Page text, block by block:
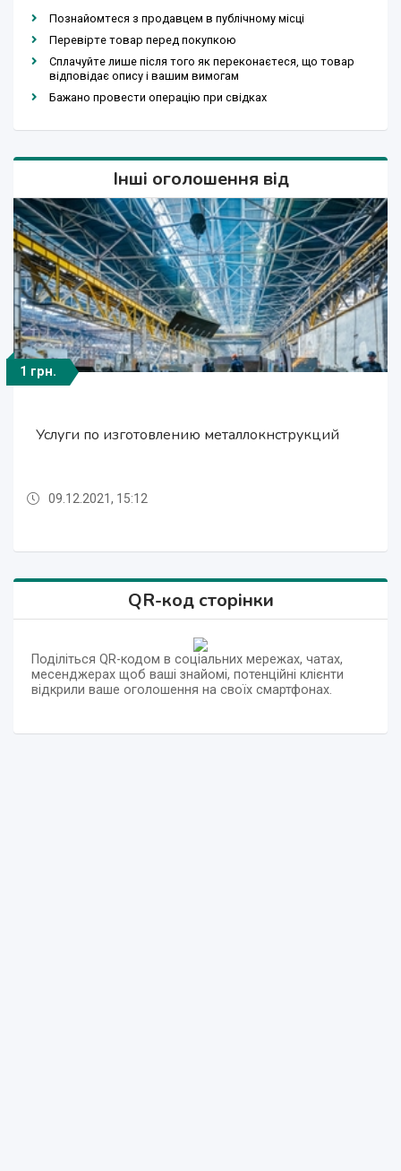
Познайомтеся з продавцем в публічному місці
Перевірте товар перед покупкою
Сплачуйте лише після того як переконаєтеся, що товар
відповідає опису і вашим вимогам
Бажано провести операцію при свідках
Інші оголошення від
1 грн.
Услуги по изготовлению металлокнструкций
1 грн.
Услуги по изготовлению металлокнструкций
1 грн.
Услуги по изготовлению металлокнструкций
09.12.2021, 15:12
QR-код сторінки
Поділіться QR-кодом в соціальних мережах, чатах,
месенджерах щоб ваші знайомі, потенційні клієнти
відкрили ваше оголошення на своїх смартфонах.